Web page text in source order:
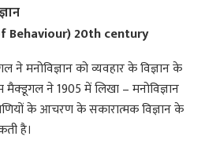
Behaviour) 20th century
ने मनोविज्ञान को व्यवहार के विज्ञान के
मैक्डूगल ने 1905 में लिखा – मनोविज्ञान
के आचरण के सकारात्मक विज्ञान के
है।